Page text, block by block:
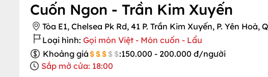
Cuốn Ngon - Trần Kim Xuyến
Tòa E1, Chelsea Pk Rd, 41 P. Trần Kim Xuyến, P. Yên Hoà,
Loại hình: Gọi món Việt - Món cuốn - Lẩu
Khoảng giá
:150.000 - 200.000 đ/người
Sắp mở cửa: 18:00